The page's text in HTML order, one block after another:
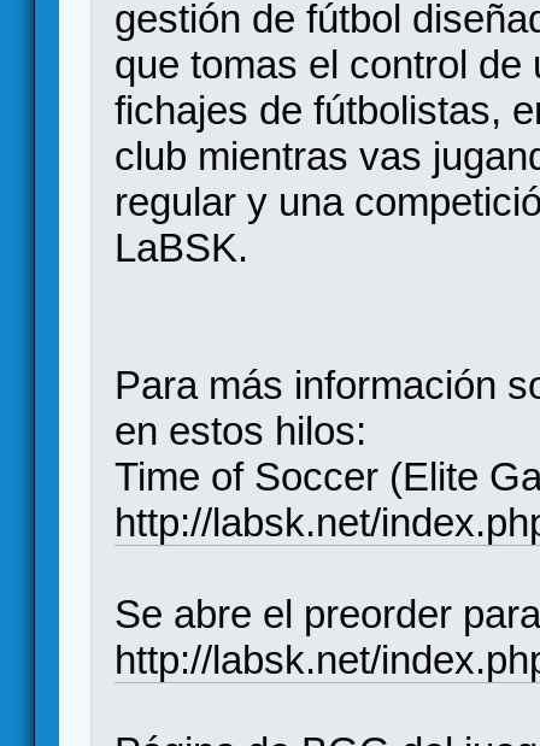
gestión de fútbol
que tomas el control
fichajes de fútbolistas,
club mientras vas
regular y una
LaBSK.
Para más información
en estos hilos:
Time of Soccer (Elite
http://labsk.net/
Se abre el preorder
http://labsk.net/